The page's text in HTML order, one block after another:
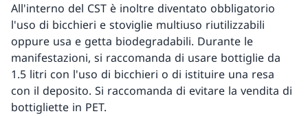
All'interno del CST è inoltre diventato obbligatorio
l'uso di bicchieri e stoviglie multiuso riutilizzabili
oppure usa e getta biodegradabili. Durante le
manifestazioni, si raccomanda di usare bottiglie da
1.5 litri con l'uso di bicchieri o di istituire una resa
con il deposito. Si raccomanda di evitare la vendita di
bottigliette in PET.